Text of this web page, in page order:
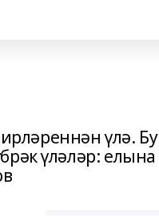
үлә. Бу
үләләр: елына